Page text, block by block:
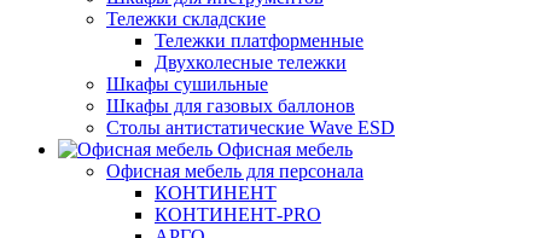
Тележки складские
Тележки платформенные
Двухколесные тележки
Шкафы сушильные
Шкафы для газовых баллонов
Столы антистатические Wave ESD
Офисная мебель
Офисная мебель для персонала
КОНТИНЕНТ
КОНТИНЕНТ-PRO